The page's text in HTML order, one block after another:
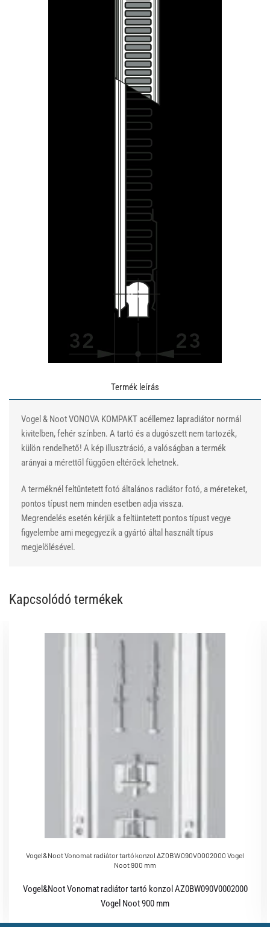
Termék leírás
Vogel & Noot VONOVA KOMPAKT acéllemez lapradiátor normál
kivitelben, fehér színben. A tartó és a dugószett nem tartozék,
külön rendelhető! A kép illusztráció, a valóságban a termék
arányai a mérettől függően eltérőek lehetnek.
A terméknél feltűntetett fotó általános radiátor fotó, a méreteket,
pontos típust nem minden esetben adja vissza.
Megrendelés esetén kérjük a feltüntetett pontos típust vegye
figyelembe ami megegyezik a gyártó által használt típus
megjelölésével.
Kapcsolódó termékek
Vogel&Noot Vonomat radiátor tartó konzol AZ0BW090V0002000 Vogel
Noot 900 mm
Vogel&Noot Vonomat radiátor tartó konzol AZ0BW090V0002000
Vogel Noot 900 mm